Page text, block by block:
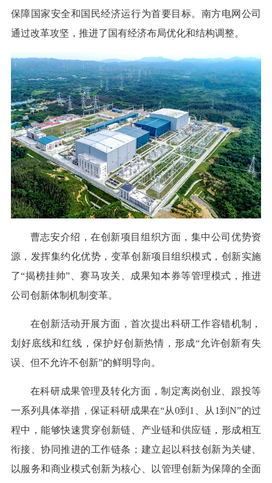
保障国家安全和国民经济运行为首要目标。南方电网公司
通过改革攻坚，推进了国有经济布局优化和结构调整。
曹志安介绍，在创新项目组织方面，集中公司优势资
源，发挥集约化优势，变革创新项目组织模式，创新实施
了“揭榜挂帅”、赛马攻关、成果知本券等管理模式，推进
公司创新体制机制变革。
在创新活动开展方面，首次提出科研工作容错机制，
划好底线和红线，保护好创新热情，形成“允许创新有失
误、但不允许不创新”的鲜明导向。
在科研成果管理及转化方面，制定离岗创业、跟投等
一系列具体举措，保证科研成果在“从0到1、从1到N”的过
程中，能够快速贯穿创新链、产业链和供应链，形成相互
衔接、协同推进的工作链条；建立起以科技创新为关键、
以服务和商业模式创新为核心、以管理创新为保障的全面